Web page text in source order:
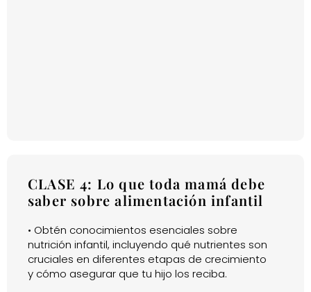
CLASE 4: Lo que toda mamá debe
saber sobre alimentación infantil
• Obtén conocimientos esenciales sobre
nutrición infantil, incluyendo qué nutrientes son
cruciales en diferentes etapas de crecimiento
y cómo asegurar que tu hijo los reciba.